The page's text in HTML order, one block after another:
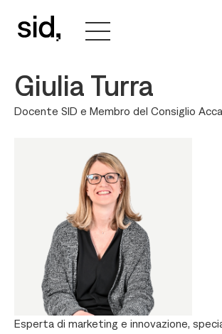
Giulia Turra
Docente SID e Membro del Consiglio
Esperta di marketing e innovazione,